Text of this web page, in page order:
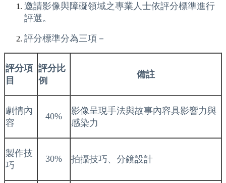
邀請影像與障礙領域之專業人士依評分標準進行
評選。
評分標準分為三項－
評分項
目
評分比
例
備註
劇情內
容
40%
影像呈現手法與故事內容具影響力與
感染力
製作技
巧
30% 拍攝技巧、分鏡設計